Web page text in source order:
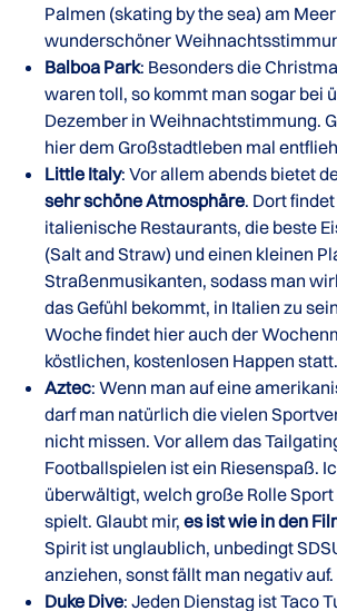
Palmen (skating by the sea) am
wunderschöner
Balboa Park: Besonders die
waren toll, so kommt man sogar bei
Dezember in Weihnachtstimmung.
hier dem Großstadtleben mal
Little Italy: Vor allem abends bietet
sehr schöne Atmosphäre. Dort
italienische Restaurants, die beste
(Salt and Straw) und einen kleinen
Straßenmusikanten, sodass man
das Gefühl bekommt, in Italien zu
Woche findet hier auch der
köstlichen, kostenlosen Happen statt.
Aztec: Wenn man auf eine
darf man natürlich die vielen
nicht missen. Vor allem das
Footballspielen ist ein Riesenspaß.
überwältigt, welch große Rolle Sport
spielt. Glaubt mir, es ist wie in den
Spirit ist unglaublich, unbedingt
anziehen, sonst fällt man negativ auf.
Duke Dive: Jeden Dienstag ist Taco